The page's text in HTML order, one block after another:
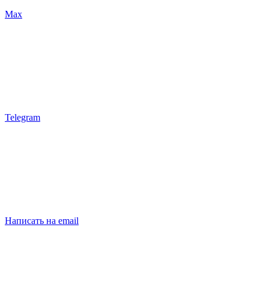
Max
Telegram
Написать на email